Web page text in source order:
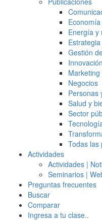
Energía y
Gestión
Negocios
Personas
Salud y
Sector
Todas las
Actividades
Actividades |
Seminarios |
Preguntas frecuentes
Buscar
Comparar
Ingresa a tu clase..